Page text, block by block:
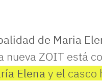
de Maria
nueva ZOIT está
Elena y el casco